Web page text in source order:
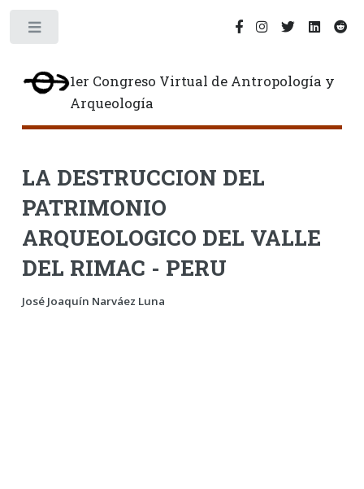
1er Congreso Virtual de Antropología y
Arqueología
LA DESTRUCCION DEL
PATRIMONIO
ARQUEOLOGICO DEL VALLE
DEL RIMAC - PERU
José Joaquín Narváez Luna